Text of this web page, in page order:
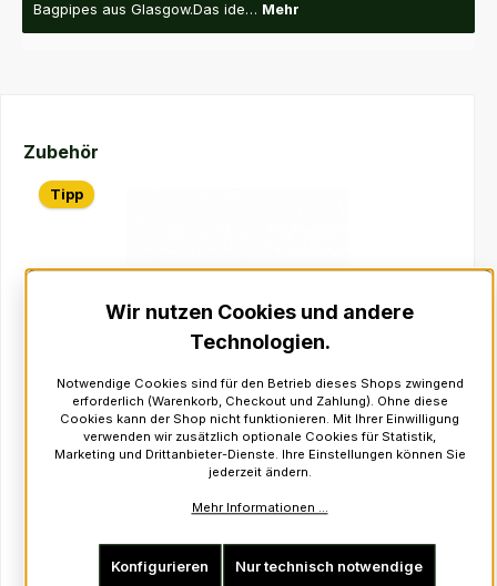
Bagpipes aus Glasgow.Das ide… Mehr
Produktgalerie überspringen
Zubehör
Tipp
Warnock Practice Chanter Reed
Wir nutzen Cookies und andere
Technologien.
Notwendige Cookies sind für den Betrieb dieses Shops zwingend
erforderlich (Warenkorb, Checkout und Zahlung). Ohne diese
Cookies kann der Shop nicht funktionieren. Mit Ihrer Einwilligung
verwenden wir zusätzlich optionale Cookies für Statistik,
Marketing und Drittanbieter-Dienste. Ihre Einstellungen können Sie
jederzeit ändern.
Mehr Informationen ...
Nur technisch notwendige
Konfigurieren